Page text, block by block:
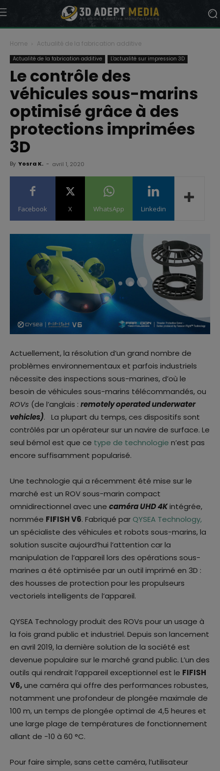
Home Actualité de la fabrication additive
Actualité de la fabrication additive L'actualité sur impression 3D
Le contrôle des
véhicules sous-marins
optimisé grâce à des
protections imprimées
3D
By Yosra K. - avril 1, 2020
Facebook X WhatsApp Linkedin
Actuellement, la résolution d’un grand nombre de
problèmes environnementaux et parfois industriels
nécessite des inspections sous-marines, d’où le
besoin de véhicules sous-marins télécommandés, ou
ROVs (de l’anglais : remotely operated underwater
vehicles). La plupart du temps, ces dispositifs sont
contrôlés par un opérateur sur un navire de surface. Le
seul bémol est que ce type de technologie n’est pas
encore suffisamment popularisé.
Une technologie qui a récemment été mise sur le
marché est un ROV sous-marin compact
omnidirectionnel avec une caméra UHD 4Kintégrée,
nommée FIFISH V6. Fabriqué par QYSEA Technology,
un spécialiste des véhicules et robots sous-marins, la
solution suscite aujourd’hui l’attention car la
manipulation de l’appareil lors des opérations sous-
marines a été optimisée par un outil imprimé en 3D :
des housses de protection pour les propulseurs
vectoriels intelligents de l’appareil.
QYSEA Technology produit des ROVs pour un usage à
la fois grand public et industriel. Depuis son lancement
en avril 2019, la dernière solution de la société est
devenue populaire sur le marché grand public. L’un des
outils qui rendrait l’appareil exceptionnel est le FIFISH
V6,une caméra qui offre des performances robustes,
notamment une profondeur de plongée maximale de
100 m, un temps de plongée optimal de 4,5 heures et
une large plage de températures de fonctionnement
allant de -10 à 60 °C.
Pour faire simple, sans cette caméra, l’utilisateur